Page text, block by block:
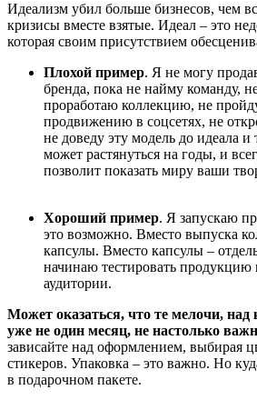
Идеализм убил больше бизнесов, чем
кризисы вместе взятые. Идеал – это
которая своим присутствием
Плохой пример. Я не могу
бренда, пока не найму команду,
проработаю коллекцию, не
продвижению в соцсетях, не
не доведу эту модель до идеала и
может растянуться на годы, и
позволит показать миру ваши
Хороший пример. Я запускаю
это возможно. Вместо выпуска
капсулы. Вместо капсулы –
начинаю тестировать продукцию
аудитории.
Может оказаться, что те мелочи,
уже не один месяц, не настолько
зависайте над оформлением, выбирая
стикеров. Упаковка – это важно. Но
в подарочном пакете.